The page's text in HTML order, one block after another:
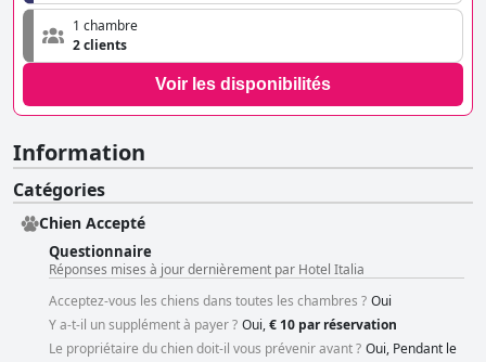
1 chambre
2 clients
Voir les disponibilités
Information
Catégories
Chien Accepté
Questionnaire
Réponses mises à jour dernièrement par Hotel Italia
Acceptez-vous les chiens dans toutes les chambres ? Oui
Y a-t-il un supplément à payer ? Oui,€ 10 par réservation
Le propriétaire du chien doit-il vous prévenir avant ? Oui, Pendant le